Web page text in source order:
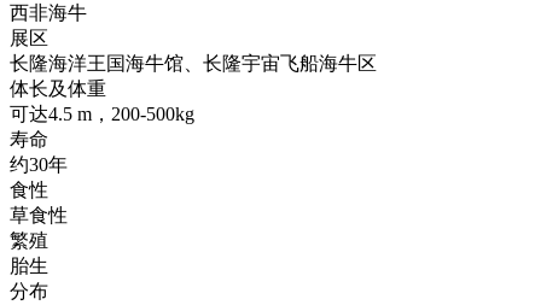
西非海牛
展区
长隆海洋王国海牛馆、长隆宇宙飞船海牛区
体长及体重
可达4.5 m，200-500kg
寿命
约30年
食性
草食性
繁殖
胎生
分布